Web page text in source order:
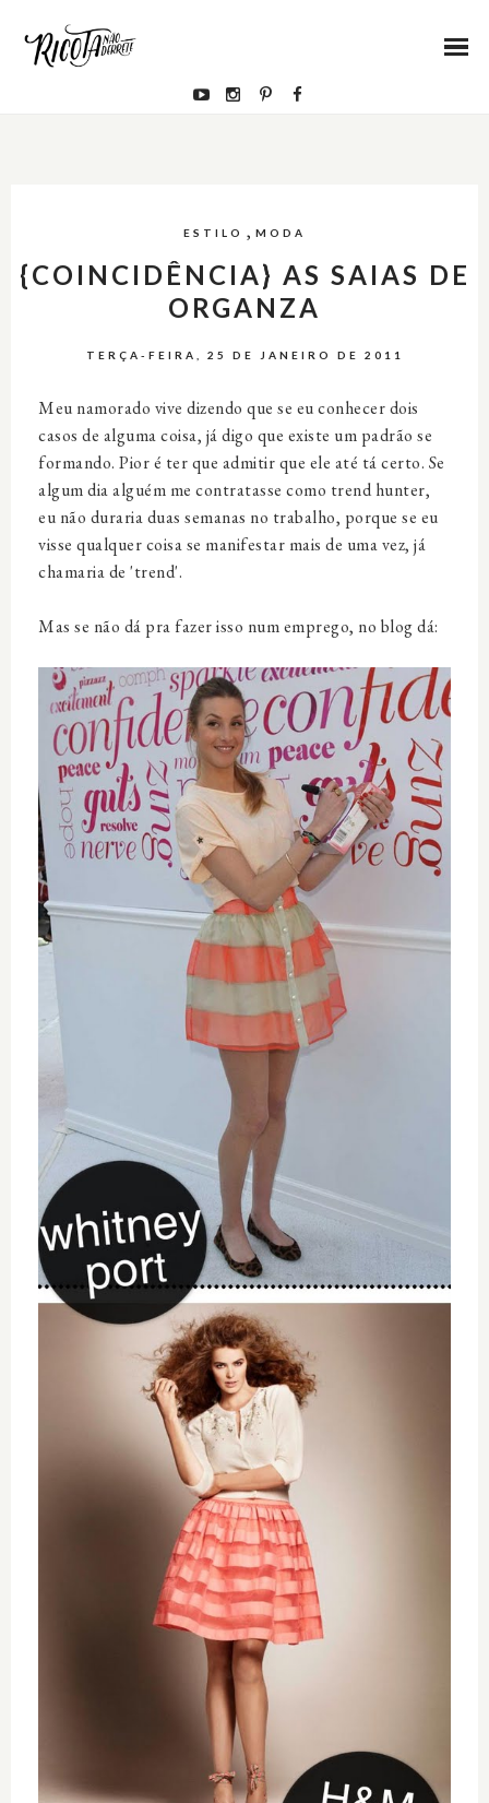
ESTILO , MODA
{COINCIDÊNCIA} AS SAIAS DE
ORGANZA
TERÇA-FEIRA, 25 DE JANEIRO DE 2011
Meu namorado vive dizendo que se eu conhecer dois
casos de alguma coisa, já digo que existe um padrão se
formando. Pior é ter que admitir que ele até tá certo. Se
algum dia alguém me contratasse como trend hunter,
eu não duraria duas semanas no trabalho, porque se eu
visse qualquer coisa se manifestar mais de uma vez, já
chamaria de 'trend'.
Mas se não dá pra fazer isso num emprego, no blog dá: